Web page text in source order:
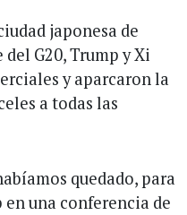
japonesa de
G20, Trump y Xi
y aparcaron la
a todas las
quedado, para
una conferencia de